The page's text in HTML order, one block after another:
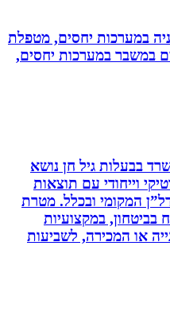
יחסים, מטפלת
במערכות יחסים,
גיל חן נושא
עם תוצאות
ובכלל. מטרת
במקצועיות
המכירה, לשביעות